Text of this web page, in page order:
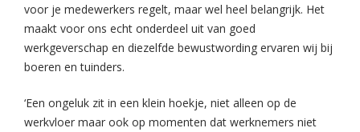
voor je medewerkers regelt, maar wel heel belangrijk. Het
maakt voor ons echt onderdeel uit van goed
werkgeverschap en diezelfde bewustwording ervaren wij bij
boeren en tuinders.
‘Een ongeluk zit in een klein hoekje, niet alleen op de
werkvloer maar ook op momenten dat werknemers niet